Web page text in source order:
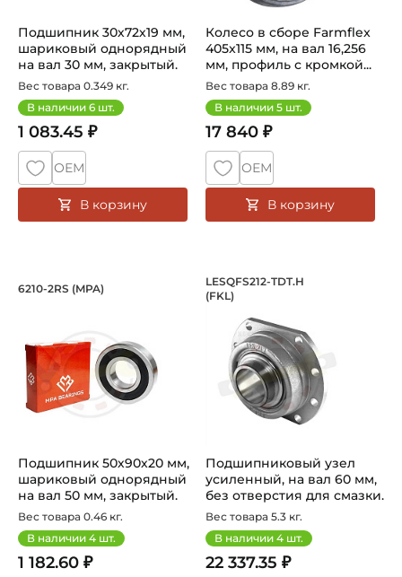
Подшипник 30х72х19 мм,
шариковый однорядный
на вал 30 мм, закрытый.
Арт...
Вес товара 0.349 кг.
В наличии 6 шт.
1 083.45 ₽
ОЕМ
В корзину
Колесо в сборе Farmflex
405x115 мм, на вал 16,256
мм, профиль с кромкой...
Вес товара 8.89 кг.
В наличии 5 шт.
17 840 ₽
ОЕМ
В корзину
Подшипник 50х90х20 мм, шариковый
Подшипник шариковый однорядный 6210-2RS MPA, на
6210-2RS (MPA)
Подшипник 50х90х20 мм,
шариковый однорядный
на вал 50 мм, закрытый.
Арт...
Вес товара 0.46 кг.
В наличии 4 шт.
1 182.60 ₽
Подшипниковый
Подшипниковый узел
LESQFS212-TDT.H
(FKL)
Подшипниковый узел
усиленный, на вал 60 мм,
без отверстия для смазки.
А...
Вес товара 5.3 кг.
В наличии 4 шт.
22 337.35 ₽